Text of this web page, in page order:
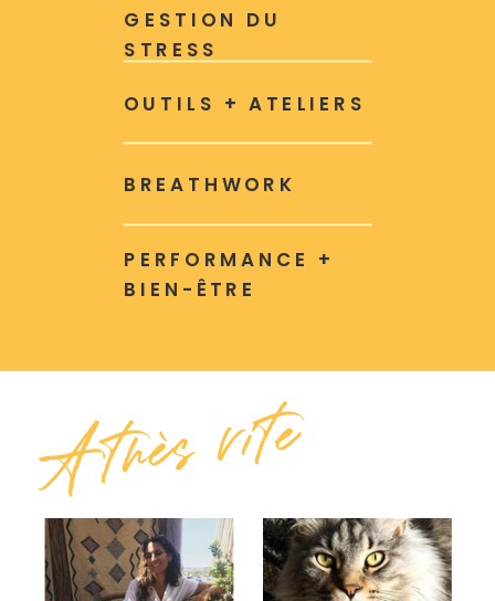
GESTION DU
STRESS
PERFORMANCE +
BIEN-ÊTRE
BREATHWORK
OUTILS + ATELIERS
A très vite